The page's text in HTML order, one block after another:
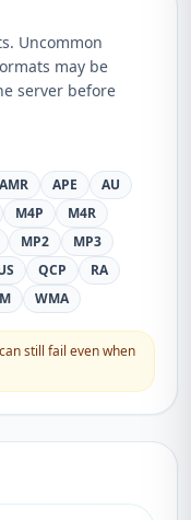
Uncommon
may be
server before
AMR APE
AU
M4P
M4R
MP2
MP3
QCP
RA
WMA
still fail even when